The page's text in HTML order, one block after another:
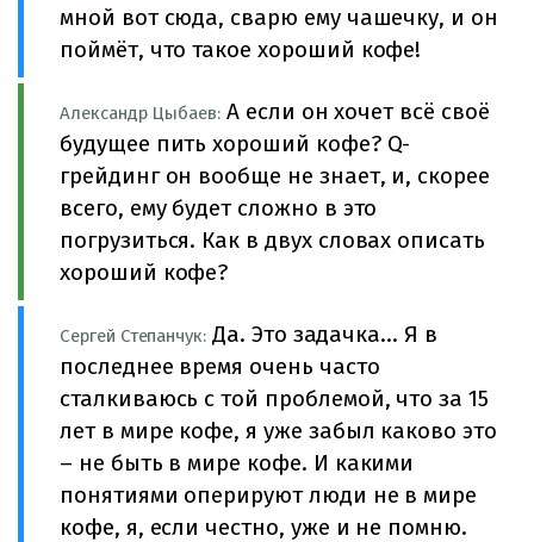
мной вот сюда, сварю ему чашечку, и он
поймёт, что такое хороший кофе!
Александр Цыбаев: А если он хочет всё своё
будущее пить хороший кофе? Q-
грейдинг он вообще не знает, и, скорее
всего, ему будет сложно в это
погрузиться. Как в двух словах описать
хороший кофе?
Сергей Степанчук: Да. Это задачка… Я в
последнее время очень часто
сталкиваюсь с той проблемой, что за 15
лет в мире кофе, я уже забыл каково это
– не быть в мире кофе. И какими
понятиями оперируют люди не в мире
кофе, я, если честно, уже и не помню.